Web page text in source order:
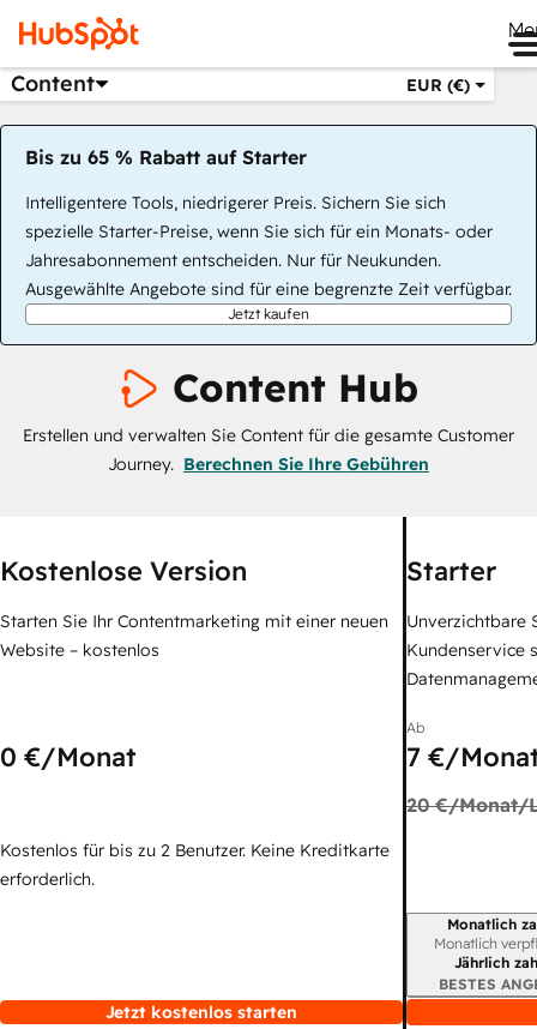
Content EUR (€)
Bis zu 65 % Rabatt auf Starter
Intelligentere Tools, niedrigerer Preis. Sichern Sie sich
spezielle Starter-Preise, wenn Sie sich für ein Monats- oder
Jahresabonnement entscheiden. Nur für Neukunden.
Ausgewählte Angebote sind für eine begrenzte Zeit verfügbar.
Jetzt kaufen
Content Hub
Erstellen und verwalten Sie Content für die gesamte Customer
Journey. Berechnen Sie Ihre Gebühren
Kostenlose Version
Starten Sie Ihr Contentmarketing mit einer neuen
Website – kostenlos
0 €/Monat
Kostenlos für bis zu 2 Benutzer. Keine Kreditkarte
erforderlich.
Jetzt kostenlos starten
Starter
Unverzichtbare
Kundenservice
Ab
7 €/
20 €/Monat/
Monatlich
Monatlich
Jährlich
BESTES